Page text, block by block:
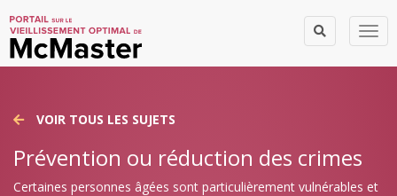
VOIR TOUS LES SUJETS
Prévention ou réduction des crimes
Certaines personnes âgées sont particulièrement vulnérables et